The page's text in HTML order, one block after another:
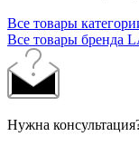
Все товары
Все товары бренда
Нужна